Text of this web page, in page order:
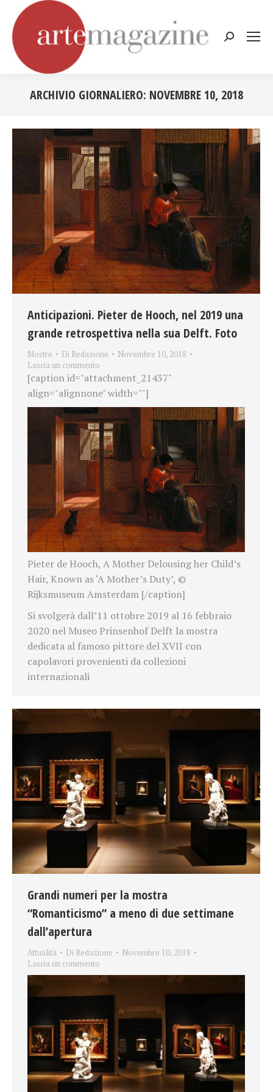
Cerca:
ARCHIVIO GIORNALIERO: NOVEMBRE 10, 2018
Anticipazioni. Pieter de Hooch, nel 2019 una
grande retrospettiva nella sua Delft. Foto
Mostre Di Redazione
Novembre 10, 2018
Lascia un commento
[caption id="attachment_21437"
align="alignnone" width=""]
Pieter de Hooch, A Mother Delousing her Child’s
Hair, Known as ‘A Mother’s Duty’, ©
Rijksmuseum Amsterdam [/caption]
Si svolgerà dall’11 ottobre 2019 al 16 febbraio
2020 nel Museo Prinsenhof Delft la mostra
dedicata al famoso pittore del XVII con
capolavori provenienti da collezioni
internazionali
Grandi numeri per la mostra
“Romanticismo” a meno di due settimane
dall’apertura
Attualità Di Redazione
Novembre 10, 2018
Lascia un commento